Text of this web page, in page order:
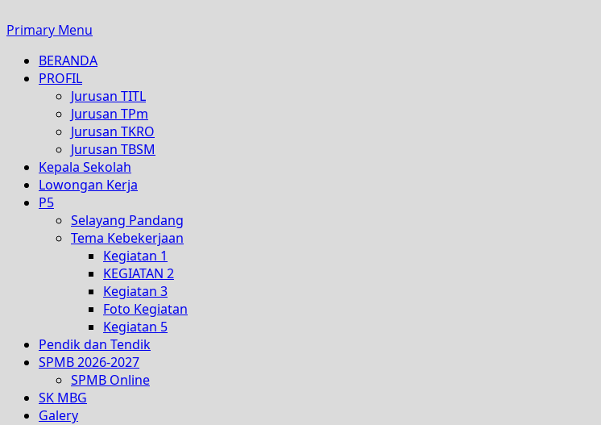
Primary Menu
BERANDA
PROFIL
Jurusan TITL
Jurusan TPm
Jurusan TKRO
Jurusan TBSM
Kepala Sekolah
Lowongan Kerja
P5
Selayang Pandang
Tema Kebekerjaan
Kegiatan 1
KEGIATAN 2
Kegiatan 3
Foto Kegiatan
Kegiatan 5
Pendik dan Tendik
SPMB 2026-2027
SPMB Online
SK MBG
Galery